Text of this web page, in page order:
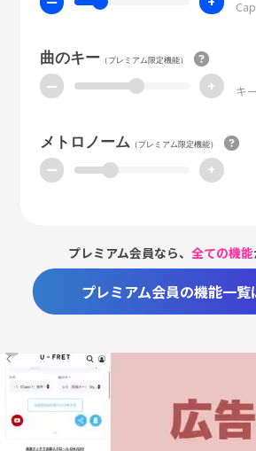
曲のキー（プレミアム限定機能）
ー + キー
メトロノーム （プレミアム限定機能）
ー +
プレミアム会員なら、全ての機能
プレミアム会員の機能一